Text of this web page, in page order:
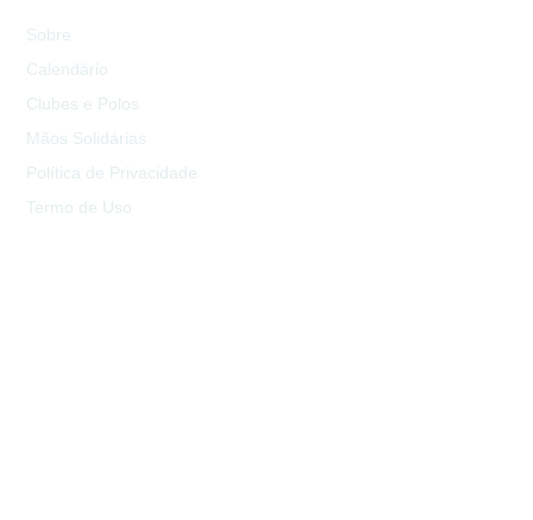
Sobre
Calendário
Clubes e Polos
Mãos Solidárias
Política de Privacidade
Termo de Uso